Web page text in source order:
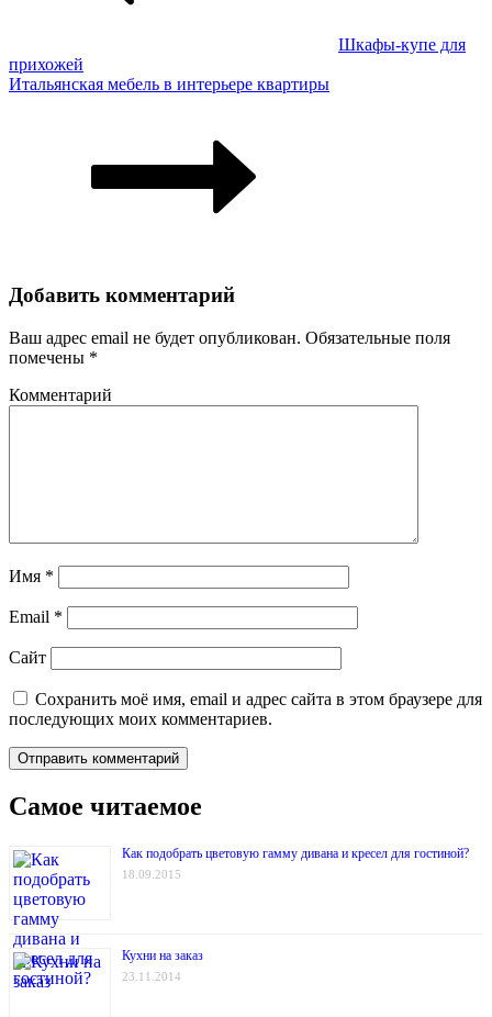
Шкафы-купе для
прихожей
Итальянская мебель в интерьере квартиры
Добавить комментарий
Ваш адрес email не будет опубликован. Обязательные поля
помечены *
Комментарий
Имя *
Email *
Сайт
Сохранить моё имя, email и адрес сайта в этом браузере для
последующих моих комментариев.
Самое читаемое
Как подобрать цветовую гамму дивана и кресел для гостиной?
18.09.2015
Кухни на заказ
23.11.2014